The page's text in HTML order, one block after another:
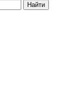
Найти